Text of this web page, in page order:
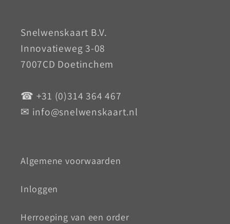
Snelwenskaart B.V.
Innovatieweg 3-08
7007CD Doetinchem
☎ +31 (0)314 364 467
✉ info@snelwenskaart.nl
Algemene voorwaarden
Inloggen
Herroeping van een order